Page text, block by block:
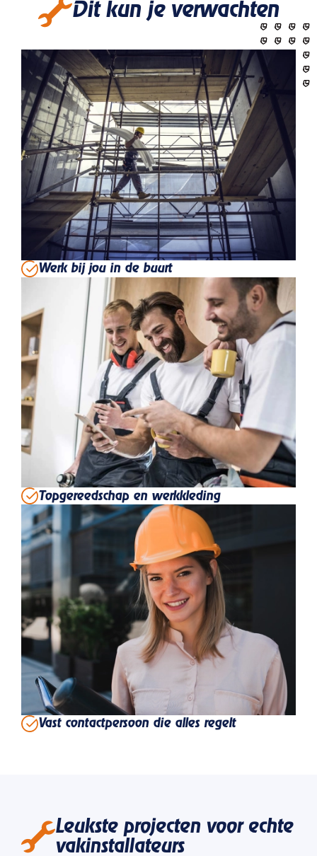
Dit kun je verwachten
Werk bij jou in de buurt
Topgereedschap en werkkleding
Vast contactpersoon die alles regelt
Leukste projecten voor echte
vakinstallateurs